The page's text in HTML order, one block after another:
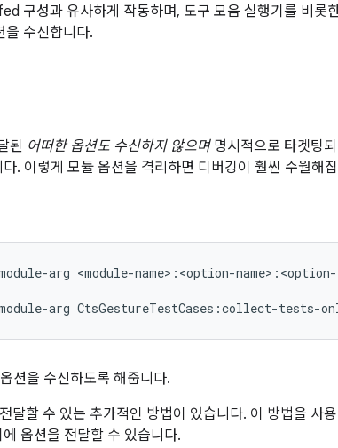
구성과 유사하게 작동하며, 도구 모음 실행기를 비롯
수신합니다.
된 어떠한 옵션도 수신하지 않으며명시적으로 타겟팅
. 이렇게 모듈 옵션을 격리하면 디버깅이 훨씬 수월해
arg <module-name>:<option-
arg
션을 수신하도록 해줍니다.
달할 수 있는 추가적인 방법이 있습니다. 이 방법을 사
옵션을 전달할 수 있습니다.